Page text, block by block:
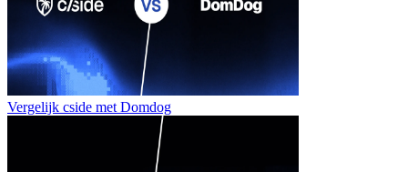
Vergelijk cside met Domdog